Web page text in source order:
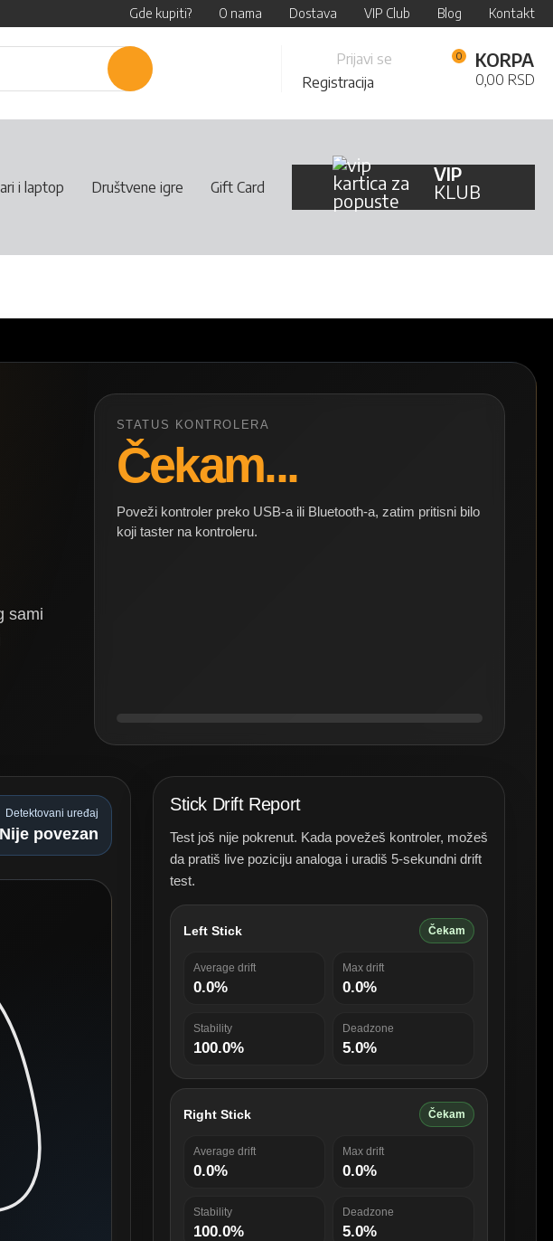
Gde kupiti? O nama Dostava VIP Club Blog Kontakt
Pretraži
Content
Prijavi se
Registracija
KORPA
0,00 RSD
i laptop Društvene igre Gift Card
VIP
KLUB
sami
STATUS KONTROLERA
Čekam...
Poveži kontroler preko USB-a ili Bluetooth-a, zatim pritisni bilo
koji taster na kontroleru.
Detektovani uređaj
Nije povezan
Stick Drift Report
Test još nije pokrenut. Kada povežeš kontroler, možeš
da pratiš live poziciju analoga i uradiš 5-sekundni drift
test.
Left Stick Čekam
Average drift
0.0%
Max drift
0.0%
Stability
100.0%
Deadzone
5.0%
Right Stick Čekam
Average drift
0.0%
Max drift
0.0%
Stability
100.0%
Deadzone
5.0%